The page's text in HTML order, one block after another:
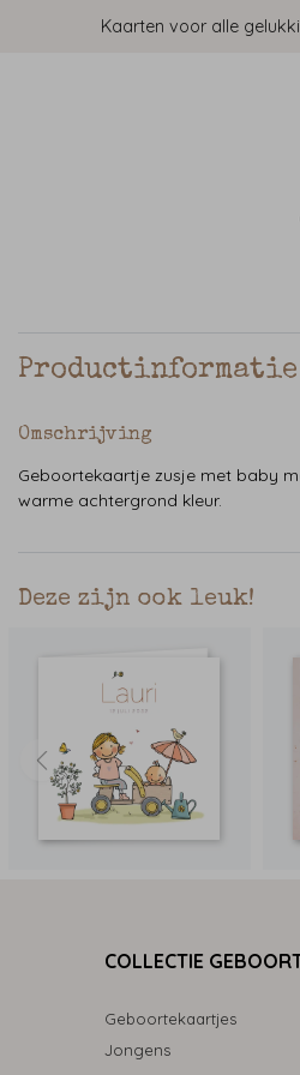
Kaarten voor alle
Productinformatie
Omschrijving
Geboortekaartje zusje met baby
warme achtergrond kleur.
Deze zijn ook leuk!
COLLECTIE
Geboortekaartjes
Jongens